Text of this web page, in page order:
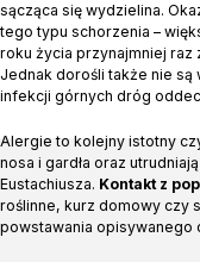
sącząca się wydzielina.
tego typu schorzenia –
roku życia przynajmniej raz
Jednak dorośli także nie są
infekcji górnych dróg
Alergie to kolejny istotny
nosa i gardła oraz
Eustachiusza. Kontakt z
roślinne, kurz domowy czy
powstawania opisywanego